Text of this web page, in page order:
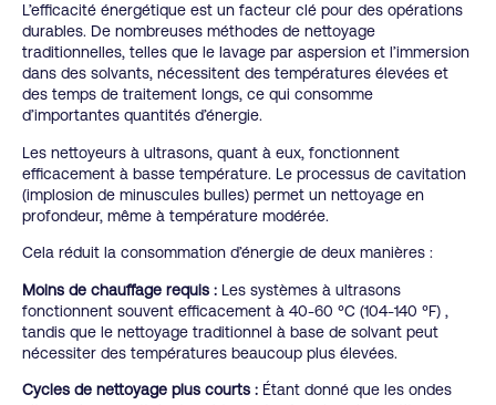
L’efficacité énergétique est un facteur clé pour des opérations
durables. De nombreuses méthodes de nettoyage
traditionnelles, telles que le lavage par aspersion et l’immersion
dans des solvants, nécessitent des températures élevées et
des temps de traitement longs, ce qui consomme
d’importantes quantités d’énergie.
Les nettoyeurs à ultrasons, quant à eux, fonctionnent
efficacement à basse température. Le processus de cavitation
(implosion de minuscules bulles) permet un nettoyage en
profondeur, même à température modérée.
Cela réduit la consommation d’énergie de deux manières :
Moins de chauffage requis : Les systèmes à ultrasons
fonctionnent souvent efficacement à 40-60 °C (104-140 °F) ,
tandis que le nettoyage traditionnel à base de solvant peut
nécessiter des températures beaucoup plus élevées.
Cycles de nettoyage plus courts : Étant donné que les ondes